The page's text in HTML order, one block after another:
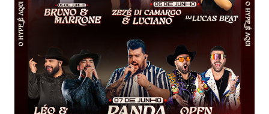
registrada da carreira da dupla, oferecendo ao público um show
imersivo, com horas de duração, que mistura grandes clássicos
do sertanejo com homenagens a outros gêneros. No palco,
Bruninho & Davi transitam com naturalidade entre os seus hits e
releituras de artistas como Sandy & Junior, CPM 22 e
Detonautas, cria...